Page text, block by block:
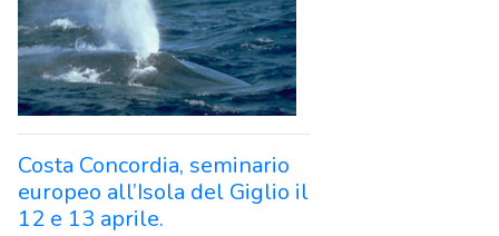
Costa Concordia, seminario
europeo all’Isola del Giglio il
12 e 13 aprile.